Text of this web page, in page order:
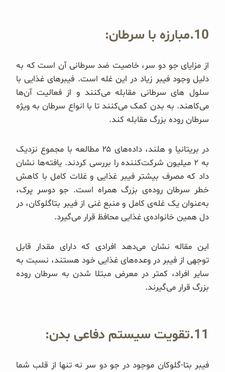
10.مبارزه با سرطان:
از مزایای جو دو سر، خاصیت ضد سرطانی آن است که به
دلیل وجود فیبر زیاد در این غله است. فیبرهای غذایی با
سلول های سرطانی مقابله می‌کنند و از فعالیت آن‌ها
می‌کاهند. به بدن کمک می‌کنند تا با انواع سرطان به ویژه
سرطان روده بزرگ مقابله کند.
در بریتانیا و هلند، داده‌های ۲۵ مطالعه با مجموع نزدیک
به ۲ میلیون شرکت‌کننده را بررسی کردند. یافته‌ها نشان
داد که مصرف بیشتر فیبر غذایی و غلات کامل با کاهش
خطر سرطان روده‌ی بزرگ همراه است. جو دوسر پرک،
به‌عنوان یک غله‌ی کامل و منبع غنی از فیبر بتاگلوکان، در
دل همین خانواده‌ی غذایی محافظ قرار می‌گیرد.
این مقاله نشان می‌دهد افرادی که دارای مقدار قابل
توجهی از فیبر در وعده‌های غذایی خود هستند، نسبت به
سایر افراد، کمتر در معرض مبتلا شدن به سرطان روده
بزرگ قرار می‌گیرند.
11.تقویت سیستم دفاعی بدن:
فیبر بتا-گلوکان موجود در جو دو سر نه تنها از قلب شما